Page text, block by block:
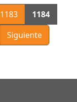
1183
1184
Siguiente